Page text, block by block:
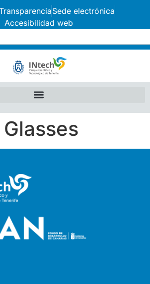
Sede electrónica
Accesibilidad web